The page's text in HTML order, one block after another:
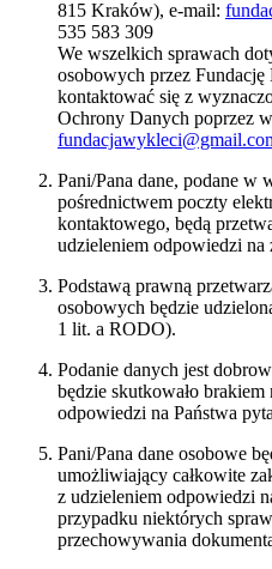
815 Kraków), e-mail:
535 583 309
We wszelkich sprawach
osobowych przez
kontaktować się z
Ochrony Danych poprzez
Pani/Pana dane, podane w
pośrednictwem poczty
kontaktowego, będą
udzieleniem odpowiedzi na
Podstawą prawną
osobowych będzie
1 lit. a RODO).
Podanie danych jest
będzie skutkowało
odpowiedzi na Państwa
Pani/Pana dane osobowe
umożliwiający całkowite
z udzieleniem odpowiedzi
przypadku niektórych
przechowywania